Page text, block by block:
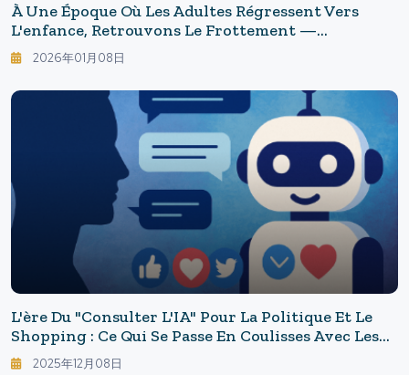
À Une Époque Où Les Adultes Régressent Vers
L'enfance, Retrouvons Le Frottement —
Introduction À La Maximisation De La Friction :
L'art Du Bonheur En Ajoutant Délibérément Des
Complications
2026年01月08日
L'ère Du "consulter L'IA" Pour La Politique Et Le
Shopping : Ce Qui Se Passe En Coulisses Avec Les
Chatbots Persuasifs
2025年12月08日